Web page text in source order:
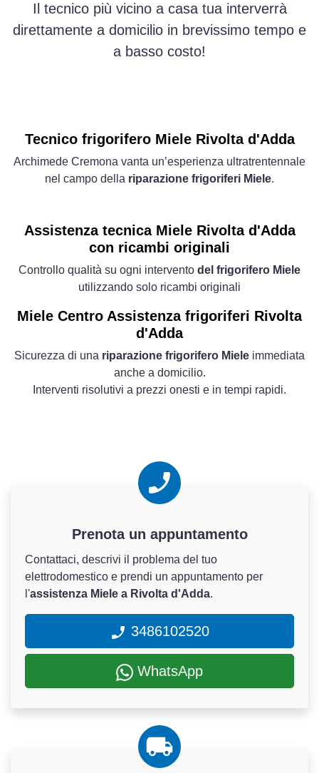
Il tecnico più vicino a casa tua interverrà
direttamente a domicilio in brevissimo tempo e
a basso costo!
Tecnico frigorifero Miele Rivolta d'Adda
Archimede Cremona vanta un’esperienza ultratrentennale
nel campo della riparazione frigoriferi Miele.
Assistenza tecnica Miele Rivolta d'Adda
con ricambi originali
Controllo qualità su ogni intervento del frigorifero Miele
utilizzando solo ricambi originali
Miele Centro Assistenza frigoriferi Rivolta
d'Adda
Sicurezza di una riparazione frigorifero Miele immediata
anche a domicilio.
Interventi risolutivi a prezzi onesti e in tempi rapidi.
Prenota un appuntamento
Contattaci, descrivi il problema del tuo
elettrodomestico e prendi un appuntamento per
l'assistenza Miele a Rivolta d'Adda.
3486102520
WhatsApp